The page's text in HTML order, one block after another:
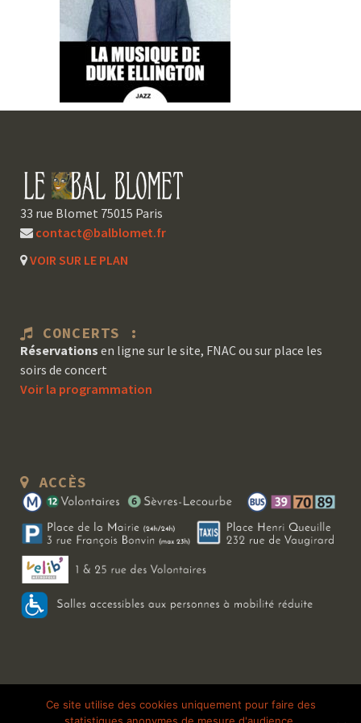
33 rue Blomet 75015 Paris
contact@balblomet.fr
VOIR SUR LE PLAN
CONCERTS :
Réservations en ligne sur le site, FNAC ou sur place les
soirs de concert
Voir la programmation
ACCÈS
Copyright 2026 Le Bal Blomet | Tous droits réservés | Mentions légales
Ce site utilise des cookies uniquement pour faire des